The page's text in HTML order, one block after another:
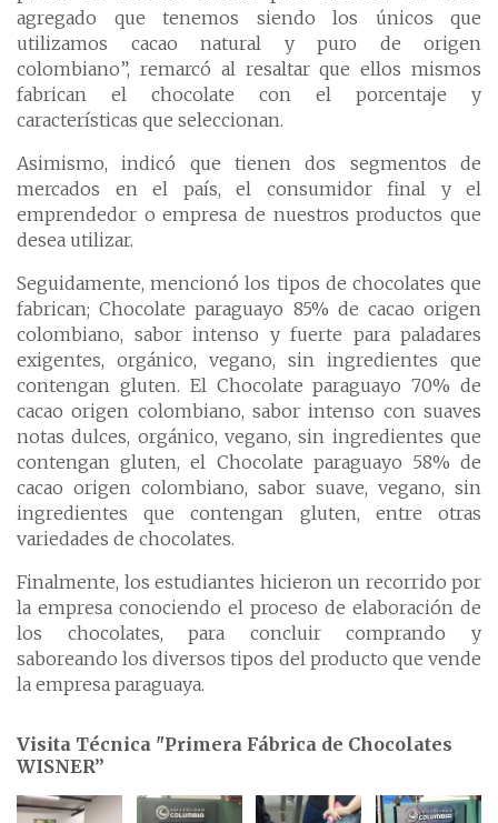
agregado que tenemos siendo los únicos que
utilizamos cacao natural y puro de origen
colombiano”, remarcó al resaltar que ellos mismos
fabrican el chocolate con el porcentaje y
características que seleccionan.
Asimismo, indicó que tienen dos segmentos de
mercados en el país, el consumidor final y el
emprendedor o empresa de nuestros productos que
desea utilizar.
Seguidamente, mencionó los tipos de chocolates que
fabrican; Chocolate paraguayo 85% de cacao origen
colombiano, sabor intenso y fuerte para paladares
exigentes, orgánico, vegano, sin ingredientes que
contengan gluten. El Chocolate paraguayo 70% de
cacao origen colombiano, sabor intenso con suaves
notas dulces, orgánico, vegano, sin ingredientes que
contengan gluten, el Chocolate paraguayo 58% de
cacao origen colombiano, sabor suave, vegano, sin
ingredientes que contengan gluten, entre otras
variedades de chocolates.
Finalmente, los estudiantes hicieron un recorrido por
la empresa conociendo el proceso de elaboración de
los chocolates, para concluir comprando y
saboreando los diversos tipos del producto que vende
la empresa paraguaya.
Visita Técnica "Primera Fábrica de Chocolates
WISNER”